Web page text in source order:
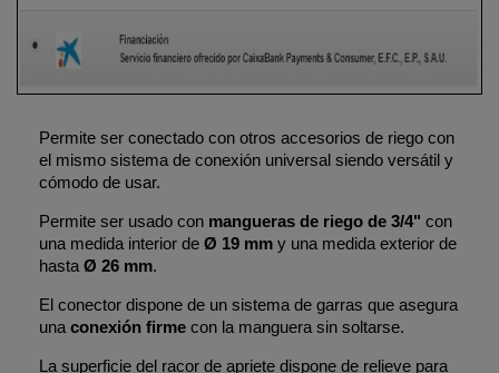
Permite ser conectado con otros accesorios de riego con
el mismo sistema de conexión universal siendo versátil y
cómodo de usar.
Permite ser usado con mangueras de riego de 3/4" con
una medida interior de Ø 19 mm y una medida exterior de
hasta Ø 26 mm.
El conector dispone de un sistema de garras que asegura
una conexión firme con la manguera sin soltarse.
La superficie del racor de apriete dispone de relieve para